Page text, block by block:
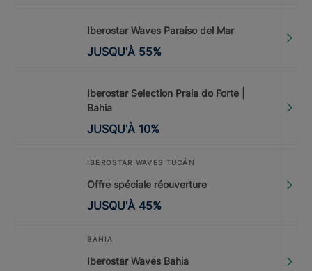
Iberostar Waves Paraíso del Mar
JUSQU'À 55%
Iberostar Selection Praia do Forte |
Bahia
JUSQU'À 10%
IBEROSTAR WAVES TUCÁN
Offre spéciale réouverture
JUSQU'À 45%
BAHIA
Iberostar Waves Bahia